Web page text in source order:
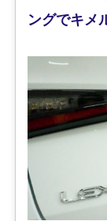
ングでキメ